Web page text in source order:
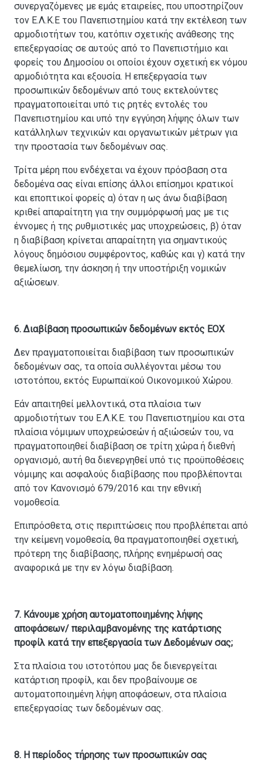
συνεργαζόμενες με εμάς εταιρείες, που υποστηρίζουν
τον Ε.Λ.Κ.Ε του Πανεπιστημίου κατά την εκτέλεση των
αρμοδιοτήτων του, κατόπιν σχετικής ανάθεσης της
επεξεργασίας σε αυτούς από το Πανεπιστήμιο και
φορείς του Δημοσίου οι οποίοι έχουν σχετική εκ νόμου
αρμοδιότητα και εξουσία. Η επεξεργασία των
προσωπικών δεδομένων από τους εκτελούντες
πραγματοποιείται υπό τις ρητές εντολές του
Πανεπιστημίου και υπό την εγγύηση λήψης όλων των
κατάλληλων τεχνικών και οργανωτικών μέτρων για
την προστασία των δεδομένων σας.
Τρίτα μέρη που ενδέχεται να έχουν πρόσβαση στα
δεδομένα σας είναι επίσης άλλοι επίσημοι κρατικοί
και εποπτικοί φορείς α) όταν η ως άνω διαβίβαση
κριθεί απαραίτητη για την συμμόρφωσή μας με τις
έννομες ή της ρυθμιστικές μας υποχρεώσεις, β) όταν
η διαβίβαση κρίνεται απαραίτητη για σημαντικούς
λόγους δημόσιου συμφέροντος, καθώς και γ) κατά την
θεμελίωση, την άσκηση ή την υποστήριξη νομικών
αξιώσεων.
6. Διαβίβαση προσωπικών δεδομένων εκτός ΕΟΧ
Δεν πραγματοποιείται διαβίβαση των προσωπικών
δεδομένων σας, τα οποία συλλέγονται μέσω του
ιστοτόπου, εκτός Ευρωπαϊκού Οικονομικού Χώρου.
Εάν απαιτηθεί μελλοντικά, στα πλαίσια των
αρμοδιοτήτων του Ε.Λ.Κ.Ε. του Πανεπιστημίου και στα
πλαίσια νόμιμων υποχρεώσεών ή αξιώσεών του, να
πραγματοποιηθεί διαβίβαση σε τρίτη χώρα ή διεθνή
οργανισμό, αυτή θα διενεργηθεί υπό τις προϋποθέσεις
νόμιμης και ασφαλούς διαβίβασης που προβλέπονται
από τον Κανονισμό 679/2016 και την εθνική
νομοθεσία.
Επιπρόσθετα, στις περιπτώσεις που προβλέπεται από
την κείμενη νομοθεσία, θα πραγματοποιηθεί σχετική,
πρότερη της διαβίβασης, πλήρης ενημέρωσή σας
αναφορικά με την εν λόγω διαβίβαση.
7. Κάνουμε χρήση αυτοματοποιημένης λήψης
αποφάσεων/ περιλαμβανομένης της κατάρτισης
προφίλ κατά την επεξεργασία των Δεδομένων σας;
Στα πλαίσια του ιστοτόπου μας δε διενεργείται
κατάρτιση προφίλ, και δεν προβαίνουμε σε
αυτοματοποιημένη λήψη αποφάσεων, στα πλαίσια
επεξεργασίας των δεδομένων σας.
8. Η περίοδος τήρησης των προσωπικών σας